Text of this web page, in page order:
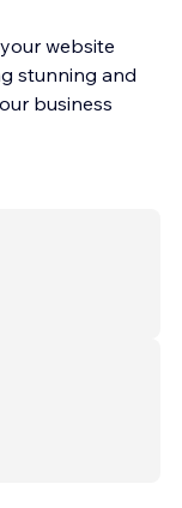
website
stunning and
business